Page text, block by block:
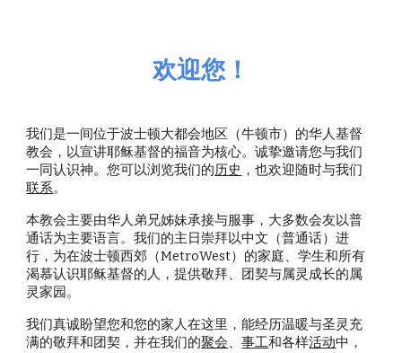
欢迎您！
我们是一间位于波士顿大都会地区（牛顿市）的华人基督
教会，以宣讲耶稣基督的福音为核心。诚挚邀请您与我们
一同认识神。您可以浏览我们的历史 ，也欢迎随时与我们
联系。
本教会主要由华人弟兄姊妹承接与服事，大多数会友以普
通话为主要语言。我们的主日崇拜以中文（普通话）进
行，为在波士顿西郊（MetroWest）的家庭、学生和所有
渴慕认识耶稣基督的人，提供敬拜、团契与属灵成长的属
灵家园。
我们真诚盼望您和您的家人在这里，能经历温暖与圣灵充
满的敬拜和团契，并在我们的聚会、事工和各样活动中，